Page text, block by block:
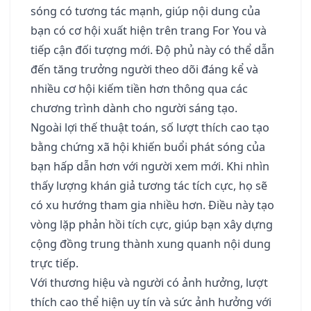
sóng có tương tác mạnh, giúp nội dung của
bạn có cơ hội xuất hiện trên trang For You và
tiếp cận đối tượng mới. Độ phủ này có thể dẫn
đến tăng trưởng người theo dõi đáng kể và
nhiều cơ hội kiếm tiền hơn thông qua các
chương trình dành cho người sáng tạo.
Ngoài lợi thế thuật toán, số lượt thích cao tạo
bằng chứng xã hội khiến buổi phát sóng của
bạn hấp dẫn hơn với người xem mới. Khi nhìn
thấy lượng khán giả tương tác tích cực, họ sẽ
có xu hướng tham gia nhiều hơn. Điều này tạo
vòng lặp phản hồi tích cực, giúp bạn xây dựng
cộng đồng trung thành xung quanh nội dung
trực tiếp.
Với thương hiệu và người có ảnh hưởng, lượt
thích cao thể hiện uy tín và sức ảnh hưởng với